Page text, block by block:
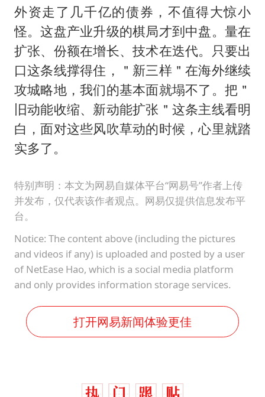
外资走了几千亿的债券，不值得大惊小
怪。这盘产业升级的棋局才到中盘。量在
扩张、份额在增长、技术在迭代。只要出
口这条线撑得住，＂新三样＂在海外继续
攻城略地，我们的基本面就塌不了。把＂
旧动能收缩、新动能扩张＂这条主线看明
白，面对这些风吹草动的时候，心里就踏
实多了。
特别声明：本文为网易自媒体平台“网易号”作者上传
并发布，仅代表该作者观点。网易仅提供信息发布平
台。
Notice: The content above (including the pictures
and videos if any) is uploaded and posted by a user
of NetEase Hao, which is a social media platform
and only provides information storage services.
打开网易新闻体验更佳